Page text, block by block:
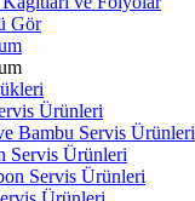
Gör
Ürünleri
Bambu Servis Ürünleri
Servis Ürünleri
Servis Ürünleri